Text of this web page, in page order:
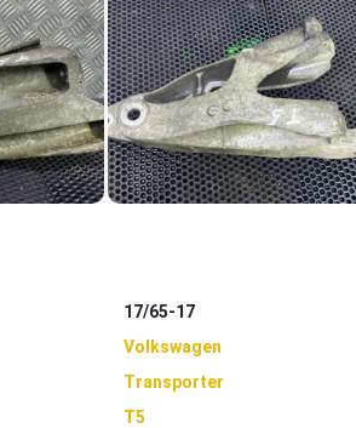
17/65-17
Volkswagen
Transporter
T5